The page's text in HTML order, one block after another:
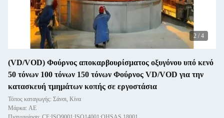
2 / 4
(VD/VOD) Φούρνος αποκαρβουρίσματος οξυγόνου υπό κενό
50 τόνων 100 τόνων 150 τόνων Φούρνος VD/VOD για την
κατασκευή τμημάτων κοπής σε εργοστάσια
Τόπος καταγωγής: Σάνσι, Κίνα
Μάρκα: AE